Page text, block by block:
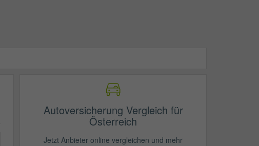
Autoversicherung Vergleich für
Österreich
Jetzt Anbieter online vergleichen und mehr